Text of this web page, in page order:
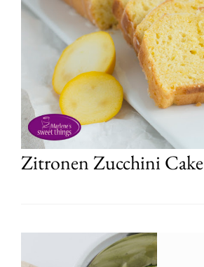
Zitronen Zucchini Cake